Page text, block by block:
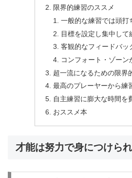
限界的練習のススメ
一般的な練習では頭打
目標を設定し集中して
客観的なフィードバッ
コンフォート・ゾーン
超一流になるための限界
最高のプレーヤーから練
自主練習に膨大な時間を
おススメ本
才能は努力で身につけら